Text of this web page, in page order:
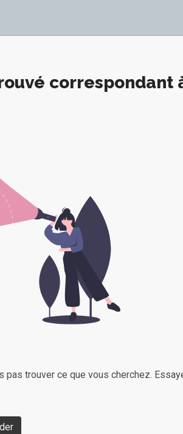
correspondant
pas trouver ce que vous cherchez.